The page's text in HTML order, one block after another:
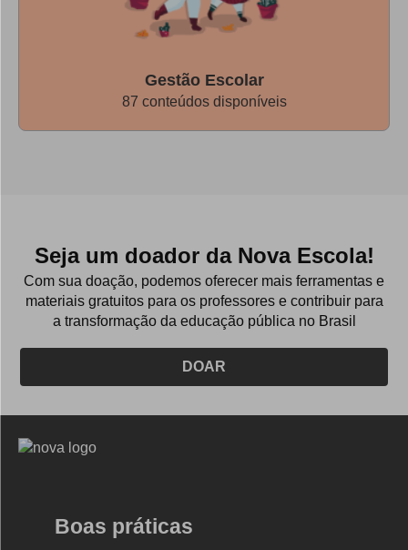
Gestão Escolar
87 conteúdos disponíveis
Seja um doador da Nova Escola!
Com sua doação, podemos oferecer mais ferramentas e
materiais gratuitos para os professores e contribuir para
a transformação da educação pública no Brasil
DOAR
Logo
Boas práticas